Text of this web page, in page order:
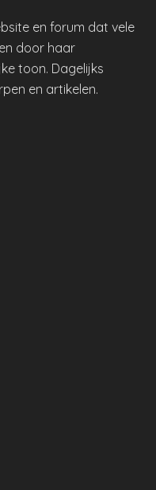
en forum dat vele
door haar
toon. Dagelijks
en artikelen.